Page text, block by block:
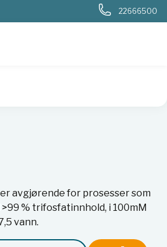
22666500
avgjørende for prosesser som
% trifosfatinnhold, i 100mM
vann.